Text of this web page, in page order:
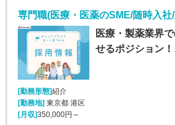
専門職(医療・医薬のSME/随時入社
医療・製薬業界
せるポジション
[勤務形態]紹介
[勤務地] 東京都 港区
[月収]350,000円～